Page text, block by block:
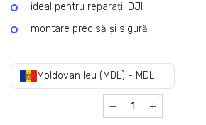
ideal pentru reparații DJI
montare precisă și sigură
Moldovan leu (MDL) - MDL